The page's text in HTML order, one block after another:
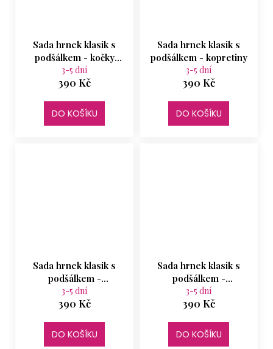
Sada hrnek klasik s
podšálkem - kočky
růžová mašle
3-5 dní
390 Kč
DO KOŠÍKU
Sada hrnek klasik s
podšálkem - kopretiny
3-5 dní
390 Kč
DO KOŠÍKU
Sada hrnek klasik s
podšálkem -
Levandule
3-5 dní
390 Kč
DO KOŠÍKU
Sada hrnek klasik s
podšálkem -
purpurové trávy
3-5 dní
390 Kč
DO KOŠÍKU